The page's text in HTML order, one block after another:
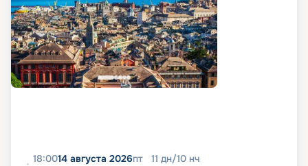
18:0014 августа 2026пт 11 дн/10 нч